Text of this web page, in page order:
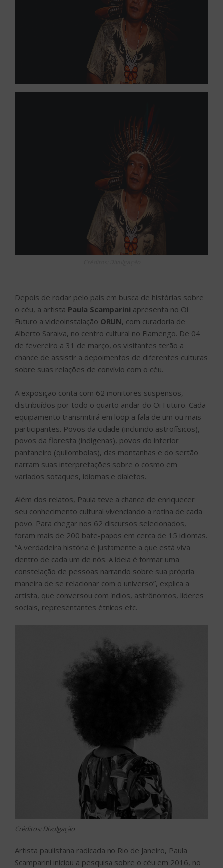
Depois de rodar pelo país em busca de histórias sobre
o céu, a artista Paula Scamparini apresenta no Oi
Futuro a videoinstalação ORUN, com curadoria de
Alberto Saraiva, no centro cultural no Flamengo. De 04
de fevereiro a 31 de março, os visitantes terão a
chance de assistir a depoimentos de diferentes culturas
sobre suas relações de convívio com o céu.
A exposição conta com 62 monitores suspensos,
distribuídos por todo o quarto andar do Oi Futuro. Cada
equipamento transmitirá em loop a fala de um ou mais
participantes. Povos da cidade (incluindo astrofísicos),
povos da floresta (indígenas), povos do interior
pantaneiro (quilombolas), das montanhas e do sertão
narram suas interpretações sobre o cosmo em
variados sotaques, idiomas e dialetos.
Além dos relatos, Paula teve a chance de enriquecer
seu conhecimento cultural vivenciando a rotina de cada
povo. Para chegar nos 62 discursos selecionados,
foram mais de 200 bate-papos em cerca de 15 idiomas.
“A verdadeira história é justamente a que está viva
dentro de cada um de nós. A ideia é formar uma
constelação de pessoas narrando sobre sua própria
maneira de se relacionar com o universo”, explica a
artista, que conversou com índios, astrônomos, líderes
sociais, representantes étnicos etc.
Créditos: Divulgação
Artista paulistana radicada no Rio de Janeiro, Paula
Scamparini iniciou a pesquisa sobre o céu em 2016, no